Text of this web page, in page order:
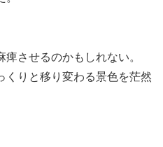
させるのかもしれない。
くりと移り変わる景色を茫然